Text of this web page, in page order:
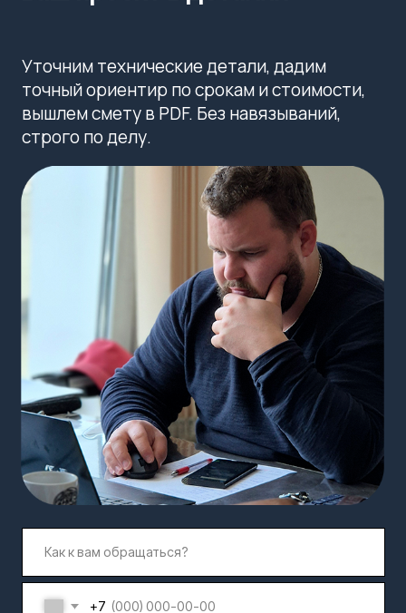
+7 (926) 255-27-26
manager@monoloft.ru
Адрес: Часы работы:
WhatsApp
БЦ Гостиница
Можайская, МКАД 54
С 9:00 до 21:00,
ежедневно
ООО "Монолофт"
Расчётный счёт,
юридический адрес
— по запросу